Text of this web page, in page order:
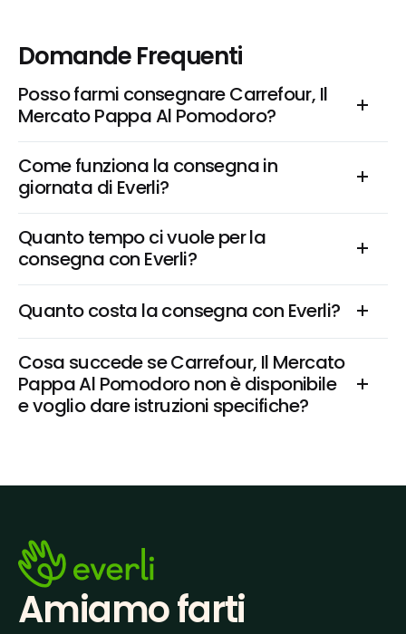
Domande Frequenti
Posso farmi consegnare Carrefour, Il
Mercato Pappa Al Pomodoro?
Come funziona la consegna in
giornata di Everli?
Quanto tempo ci vuole per la
consegna con Everli?
Quanto costa la consegna con Everli?
Cosa succede se Carrefour, Il Mercato
Pappa Al Pomodoro non è disponibile
e voglio dare istruzioni specifiche?
Amiamo farti